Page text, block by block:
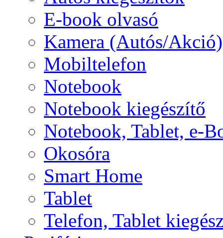
E-book olvasó
Kamera (Autós/Akció)
Mobiltelefon
Notebook
Notebook kiegészítő
Notebook, Tablet, e-
Okosóra
Smart Home
Tablet
Telefon, Tablet